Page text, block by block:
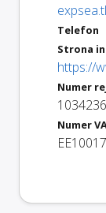
Telefon
Strona
https://
Numer
Numer